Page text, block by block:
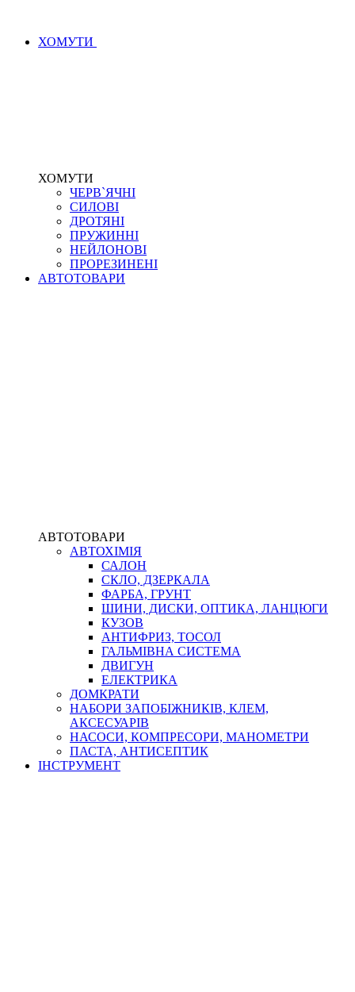
ХОМУТИ
ХОМУТИ
ЧЕРВ`ЯЧНІ
СИЛОВІ
ДРОТЯНІ
ПРУЖИННІ
НЕЙЛОНОВІ
ПРОРЕЗИНЕНІ
АВТОТОВАРИ
АВТОТОВАРИ
АВТОХІМІЯ
САЛОН
СКЛО, ДЗЕРКАЛА
ФАРБА, ГРУНТ
ШИНИ, ДИСКИ, ОПТИКА, ЛАНЦЮГИ
КУЗОВ
АНТИФРИЗ, ТОСОЛ
ГАЛЬМІВНА СИСТЕМА
ДВИГУН
ЕЛЕКТРИКА
ДОМКРАТИ
НАБОРИ ЗАПОБІЖНИКІВ, КЛЕМ,
АКСЕСУАРІВ
НАСОСИ, КОМПРЕСОРИ, МАНОМЕТРИ
ПАСТА, АНТИСЕПТИК
ІНСТРУМЕНТ